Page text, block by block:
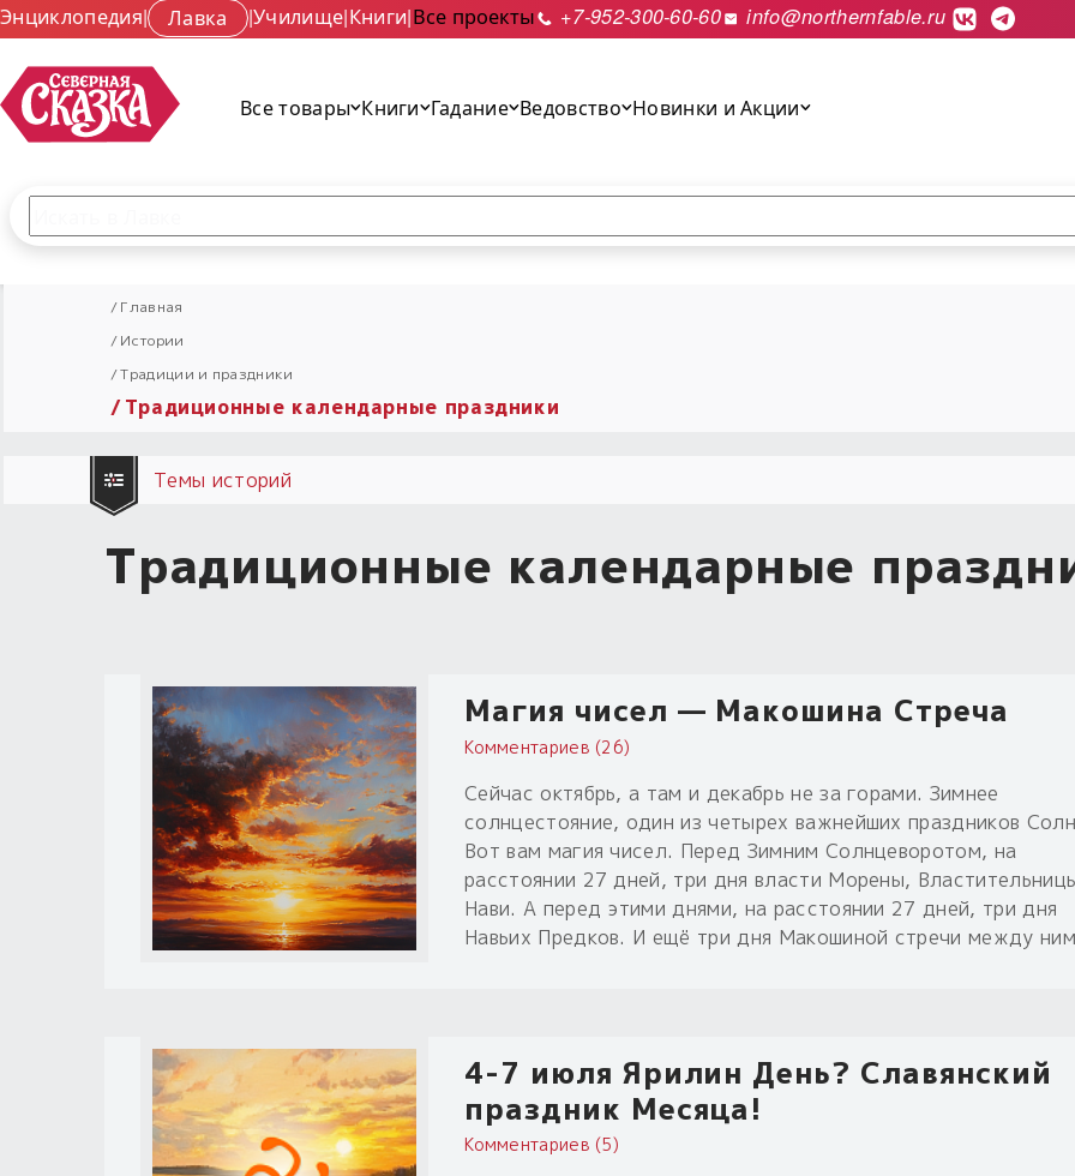
Энциклопедия| Лавка |Училище|Книги|Все проекты +7-952-300-60-60 info@northernfable.ru
Все товары Книги Гадание Ведовство Новинки и Акции
Главная
Истории
Традиции и праздники
Традиционные календарные праздники
Темы историй
Традиционные календарные
Магия чисел — Макошина Стреча
Комментариев (26)
Сейчас октябрь, а там и декабрь не за горами. Зимнее
солнцестояние, один из четырех важнейших праздников
Вот вам магия чисел. Перед Зимним Солнцеворотом, на
расстоянии 27 дней, три дня власти Морены,
Нави. А перед этими днями, на расстоянии 27 дней, три дня
Навьих Предков. И ещё три дня Макошиной стречи между
4-7 июля Ярилин День? Славянский
праздник Месяца!
Комментариев (5)